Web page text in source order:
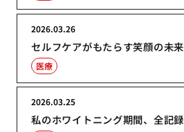
セルフケアがもたらす笑顔の未来
2026.03.26
医療
私のホワイトニング期間、全記録
2026.03.25